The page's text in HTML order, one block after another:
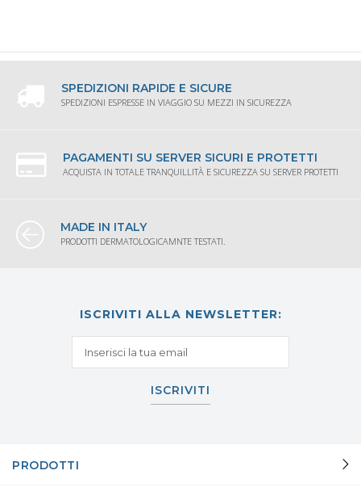
SPEDIZIONI RAPIDE E SICURE
SPEDIZIONI ESPRESSE IN VIAGGIO SU MEZZI IN SICUREZZA
PAGAMENTI SU SERVER SICURI E PROTETTI
ACQUISTA IN TOTALE TRANQUILLITÀ E SICUREZZA SU SERVER PROTETTI
MADE IN ITALY
PRODOTTI DERMATOLOGICAMNTE TESTATI.
ISCRIVITI ALLA NEWSLETTER:
ISCRIVITI
PRODOTTI